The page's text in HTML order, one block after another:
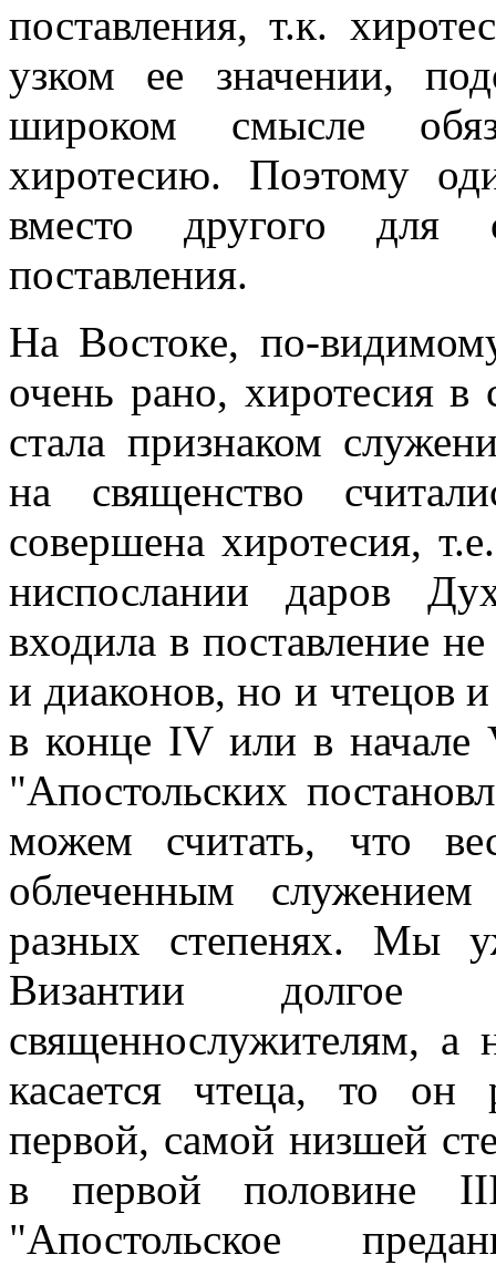
поставления, т.к.
узком ее значении,
широком смысле
хиротесию. Поэтому
вместо другого для
поставления.
На Востоке, по-
очень рано, хиротесия в
стала признаком
на священство
совершена хиротесия,
ниспослании даров
входила в поставление
и диаконов, но и чтецов
в конце IV или в начале
"Апостольских
можем считать, что
облеченным
разных степенях. Мы
Византии долгое
священнослужителям, а
касается чтеца, то он
первой, самой низшей
в первой половине III
"Апостольское